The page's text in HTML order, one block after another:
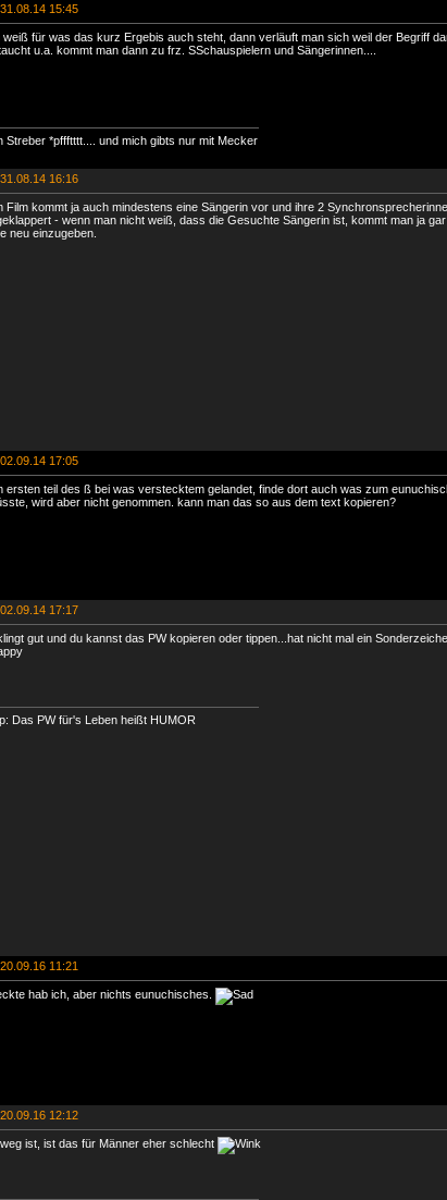
31.08.14 15:45
weiß für was das kurz Ergebis auch steht, dann verläuft man sich weil der Begriff
u.a. kommt man dann zu frz. SSchauspielern und Sängerinnen....
Streber *pffftttt.... und mich gibts nur mit Mecker
31.08.14 16:16
Film kommt ja auch mindestens eine Sängerin vor und ihre 2
- wenn man nicht weiß, dass die Gesuchte Sängerin ist, kommt man ja
neu einzugeben.
02.09.14 17:05
ersten teil des ß bei was verstecktem gelandet, finde dort auch was zum
wird aber nicht genommen. kann man das so aus dem text kopieren?
02.09.14 17:17
gut und du kannst das PW kopieren oder tippen...hat nicht mal ein
Das PW für's Leben heißt HUMOR
20.09.16 11:21
hab ich, aber nichts eunuchisches.
20.09.16 12:12
ist, ist das für Männer eher schlecht